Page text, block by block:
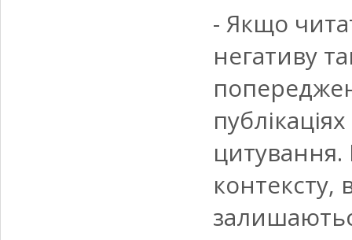
- Якщо
негативу
цитування.
контексту,